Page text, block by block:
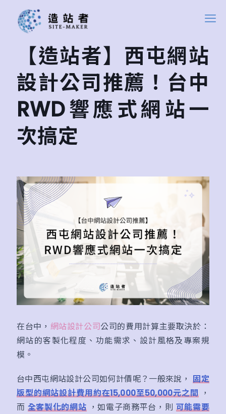
【造站者】西屯網站
設計公司推薦！台中
RWD響應式網站一
次搞定
在台中， 網站設計公司公司的費用計算主要取決於：
網站的客製化程度、功能需求、設計風格及專案規
模。
台中西屯網站設計公司如何計價呢？一般來說， 固定
版型的網站設計費用約在15,000至50,000元之間 ，
而 全客製化的網站 ，如電子商務平台，則 可能需要